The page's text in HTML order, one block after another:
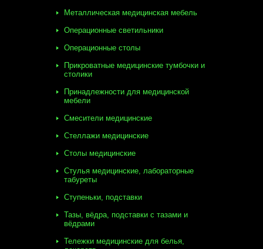
Металлическая медицинская мебель
Операционные светильники
Операционные столы
Прикроватные медицинские тумбочки и
столики
Принадлежности для медицинской
мебели
Смесители медицинские
Стеллажи медицинские
Столы медицинские
Стулья медицинские, лабораторные
табуреты
Ступеньки, подставки
Тазы, вёдра, подставки с тазами и
вёдрами
Тележки медицинские для белья,